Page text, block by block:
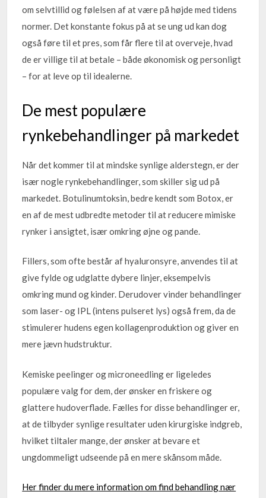
om selvtillid og følelsen af at være på højde med tidens
normer. Det konstante fokus på at se ung ud kan dog
også føre til et pres, som får flere til at overveje, hvad
de er villige til at betale – både økonomisk og personligt
– for at leve op til idealerne.
De mest populære
rynkebehandlinger på markedet
Når det kommer til at mindske synlige alderstegn, er der
især nogle rynkebehandlinger, som skiller sig ud på
markedet. Botulinumtoksin, bedre kendt som Botox, er
en af de mest udbredte metoder til at reducere mimiske
rynker i ansigtet, især omkring øjne og pande.
Fillers, som ofte består af hyaluronsyre, anvendes til at
give fylde og udglatte dybere linjer, eksempelvis
omkring mund og kinder. Derudover vinder behandlinger
som laser- og IPL (intens pulseret lys) også frem, da de
stimulerer hudens egen kollagenproduktion og giver en
mere jævn hudstruktur.
Kemiske peelinger og microneedling er ligeledes
populære valg for dem, der ønsker en friskere og
glattere hudoverflade. Fælles for disse behandlinger er,
at de tilbyder synlige resultater uden kirurgiske indgreb,
hvilket tiltaler mange, der ønsker at bevare et
ungdommeligt udseende på en mere skånsom måde.
Her finder du mere information om find behandling nær